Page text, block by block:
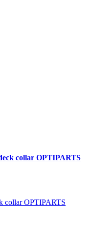
collar OPTIPARTS
collar OPTIPARTS